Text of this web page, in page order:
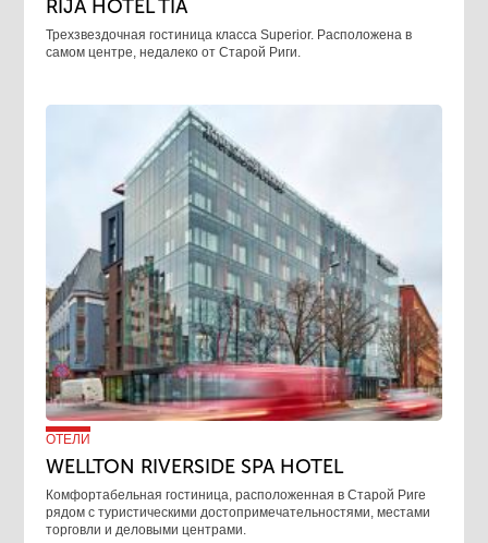
RIJA HOTEL TIA
Трехзвездочная гостиница класса Superior. Расположена в
самом центре, недалеко от Старой Риги.
ОТЕЛИ
WELLTON RIVERSIDE SPA HOTEL
Комфортабельная гостиница, расположенная в Старой Риге
рядом с туристическими достопримечательностями, местами
торговли и деловыми центрами.